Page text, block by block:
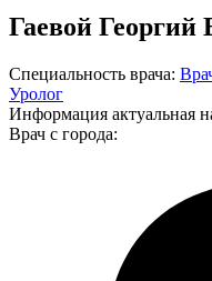
Гаевой Георгий
Специальность врача:
Уролог
Информация актуальная
Врач с города: